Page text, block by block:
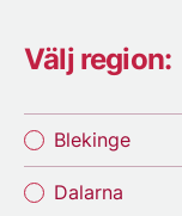
Välj region:
Blekinge
Dalarna